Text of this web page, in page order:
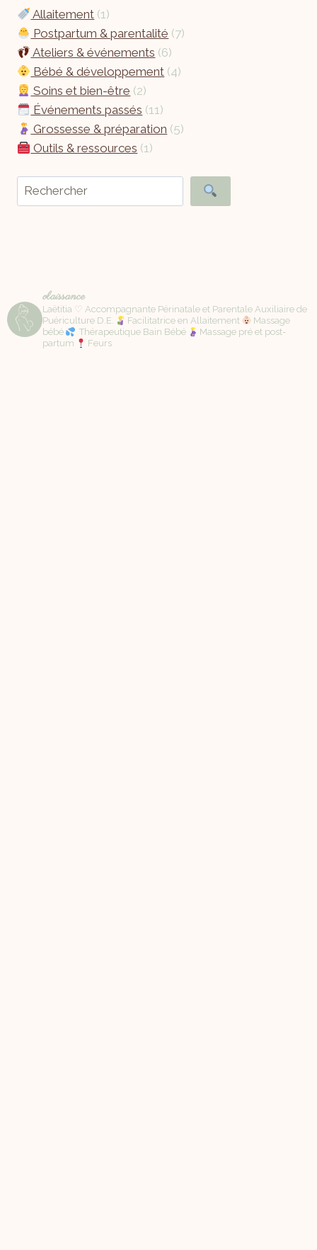
Allaitement (1)
Postpartum & parentalité (7)
Ateliers & événements (6)
Bébé & développement (4)
Soins et bien-être (2)
Événements passés (11)
Grossesse & préparation (5)
Outils & ressources (1)
olaissance
Laëtitia ♡ Accompagnante Périnatale et Parentale Auxiliaire de
Puériculture D.E.
Facilitatrice en Allaitement
Massage
bébé
Thérapeutique Bain Bébé
Massage pré et post-
partum
Feurs